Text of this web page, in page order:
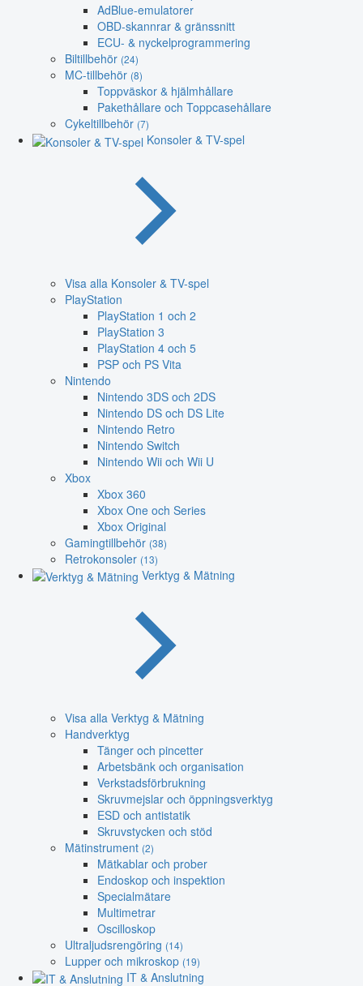
AdBlue-emulatorer
OBD-skannrar & gränssnitt
ECU- & nyckelprogrammering
Biltillbehör (24)
MC-tillbehör (8)
Toppväskor & hjälmhållare
Pakethållare och Toppcasehållare
Cykeltillbehör (7)
Konsoler & TV-spel
Visa alla Konsoler & TV-spel
PlayStation
PlayStation 1 och 2
PlayStation 3
PlayStation 4 och 5
PSP och PS Vita
Nintendo
Nintendo 3DS och 2DS
Nintendo DS och DS Lite
Nintendo Retro
Nintendo Switch
Nintendo Wii och Wii U
Xbox
Xbox 360
Xbox One och Series
Xbox Original
Gamingtillbehör (38)
Retrokonsoler (13)
Verktyg & Mätning
Visa alla Verktyg & Mätning
Handverktyg
Tänger och pincetter
Arbetsbänk och organisation
Verkstadsförbrukning
Skruvmejslar och öppningsverktyg
ESD och antistatik
Skruvstycken och stöd
Mätinstrument (2)
Mätkablar och prober
Endoskop och inspektion
Specialmätare
Multimetrar
Oscilloskop
Ultraljudsrengöring (14)
Lupper och mikroskop (19)
IT & Anslutning